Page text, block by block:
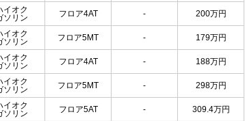
イオク
ソリン
フロア4AT - 200万円
イオク
ソリン
フロア5MT - 179万円
イオク
ソリン
フロア4AT - 188万円
イオク
ソリン
フロア5MT - 298万円
イオク
ソリン
フロア5AT - 309.4万円